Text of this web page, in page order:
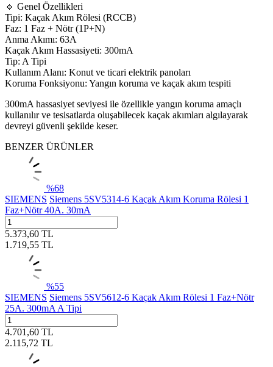
🔹 Genel Özellikleri
Tipi: Kaçak Akım Rölesi (RCCB)
Faz: 1 Faz + Nötr (1P+N)
Anma Akımı: 63A
Kaçak Akım Hassasiyeti: 300mA
Tip: A Tipi
Kullanım Alanı: Konut ve ticari elektrik panoları
Koruma Fonksiyonu: Yangın koruma ve kaçak akım tespiti
300mA hassasiyet seviyesi ile özellikle yangın koruma amaçlı
kullanılır ve tesisatlarda oluşabilecek kaçak akımları algılayarak
devreyi güvenli şekilde keser.
BENZER ÜRÜNLER
%68
SIEMENS Siemens 5SV5314-6 Kaçak Akım Koruma Rölesi 1
Faz+Nötr 40A. 30mA
5.373,60 TL
1.719,55 TL
%55
SIEMENS Siemens 5SV5612-6 Kaçak Akım Rölesi 1 Faz+Nötr
25A. 300mA A Tipi
4.701,60 TL
2.115,72 TL